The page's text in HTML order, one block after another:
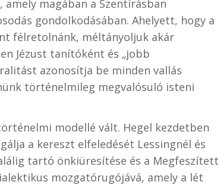
amely magában a Szentírásban
gondolkodásában. Ahelyett, hogy a
félretolnánk, méltányoljuk akár
Jézust tanítóként és „jobb
azonosítja be minden vallás
történelmileg megvalósuló isteni
modellé vált. Hegel kezdetben
a kereszt elfeledését Lessingnél és
tartó önkiüresítése és a Megfeszített
mozgatórugójává, amely a lét